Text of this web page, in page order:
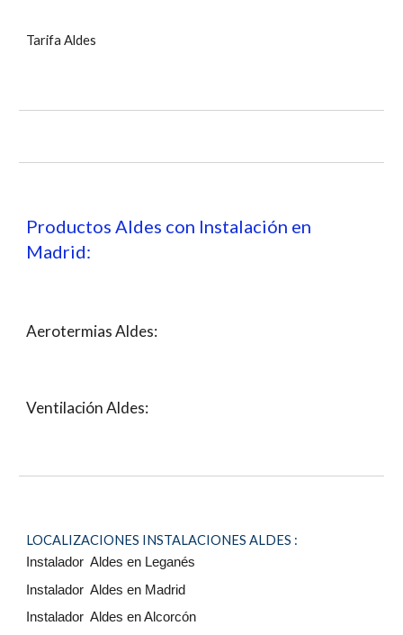
TarifaAldes
ProductosAldes con Instalación en
Madrid:
Aerotermias Aldes:
VentilaciónAldes:
LOCALIZACIONES INSTALACIONES ALDES :
Instalador Aldes en Leganés
Instalador Aldes en Madrid
Instalador Aldes en Alcorcón